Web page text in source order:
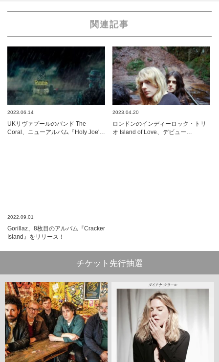
関連記事
2023.06.14
UKリヴァプールのバンド The
Coral、ニューアルバム『Holy Joe'…
2023.04.20
ロンドンのインディーロック・トリ
オ Island of Love、デビュー…
2022.09.01
Gorillaz、8枚目のアルバム『Cracker
Island』をリリース！
チケット先行抽選